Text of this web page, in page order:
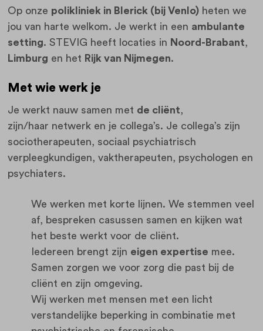
Op onze polikliniek in Blerick (bij Venlo)heten we
jou van harte welkom. Je werkt in een ambulante
setting. STEVIG heeft locaties in Noord-Brabant,
Limburg en het Rijk van Nijmegen.
Met wie werk je
Je werkt nauw samen met de cliënt,
zijn/haar netwerk en je collega’s. Je collega’s zijn
sociotherapeuten, sociaal psychiatrisch
verpleegkundigen, vaktherapeuten, psychologen en
psychiaters.
We werken met korte lijnen. We stemmen veel
af, bespreken casussen samen en kijken wat
het beste werkt voor de cliënt.
Iedereen brengt zijn eigen expertise mee.
Samen zorgen we voor zorg die past bij de
cliënt en zijn omgeving.
Wij werken met mensen met een licht
verstandelijke beperking in combinatie met